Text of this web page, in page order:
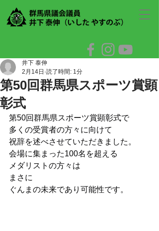
第50回群馬県スポーツ賞顕
彰式
井下 泰伸
2月14日 読了時間: 1分
第50回群馬県スポーツ賞顕彰式で
多くの受賞者の方々に向けて
祝辞を述べさせていただきました。
会場に集まった100名を超える
メダリストの方々は
まさに
ぐんまの未来であり可能性です。